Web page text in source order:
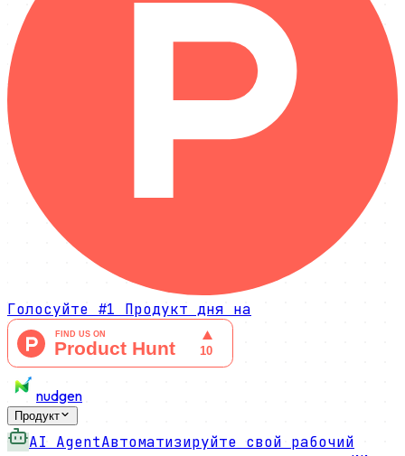
Голосуйте #1 Продукт дня на
nudgen
Продукт
AI AgentАвтоматизируйте свой рабочий